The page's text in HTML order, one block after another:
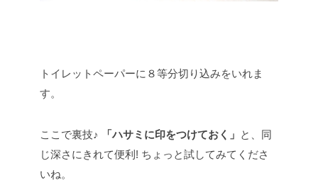
トイレットペーパーに８等分切り込みをいれま
す。
ここで裏技♪ 「ハサミに印をつけておく」 と、同
じ深さにきれて便利! ちょっと試してみてくださ
いね。